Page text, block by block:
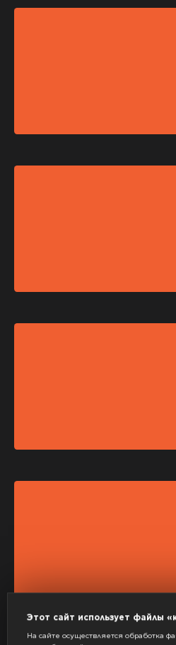
Этот сайт использует файлы
На сайте осуществляется обработка